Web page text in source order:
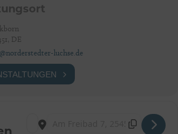
DE
luchse.de
Address - BRAZZO BRAZZONE
Destination Address - BRAZZO